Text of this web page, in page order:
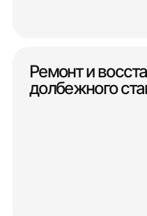
Ремонт и
долбежного